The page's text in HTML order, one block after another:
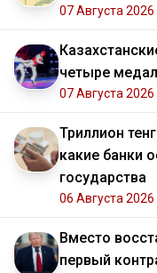
07 Августа 2026
четыре
07 Августа 2026
Триллион
какие банки
государства
06 Августа 2026
Вместо
первый